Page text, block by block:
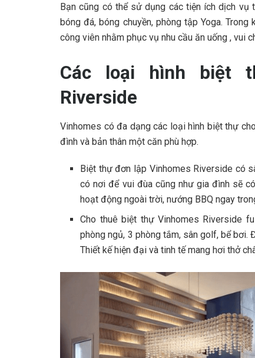
Bạn cũng có thể sử dụng các tiện ích dịch vụ
bóng đá, bóng chuyền, phòng tập Yoga.
công viên nhằm phục vụ nhu cầu ăn uống , vui
Các loại hình biệt
Riverside
Vinhomes có đa dạng các loại hình biệt thự
đình và bản thân một căn phù hợp.
Biệt thự đơn lập Vinhomes Riverside có
có nơi để vui đùa cũng như gia đình sẽ
hoạt động ngoài trời, nướng BBQ ngay
Cho thuê biệt thự Vinhomes Riverside
phòng ngủ, 3 phòng tắm, sân golf, bể
Thiết kế hiện đại và tinh tế mang hơi thở